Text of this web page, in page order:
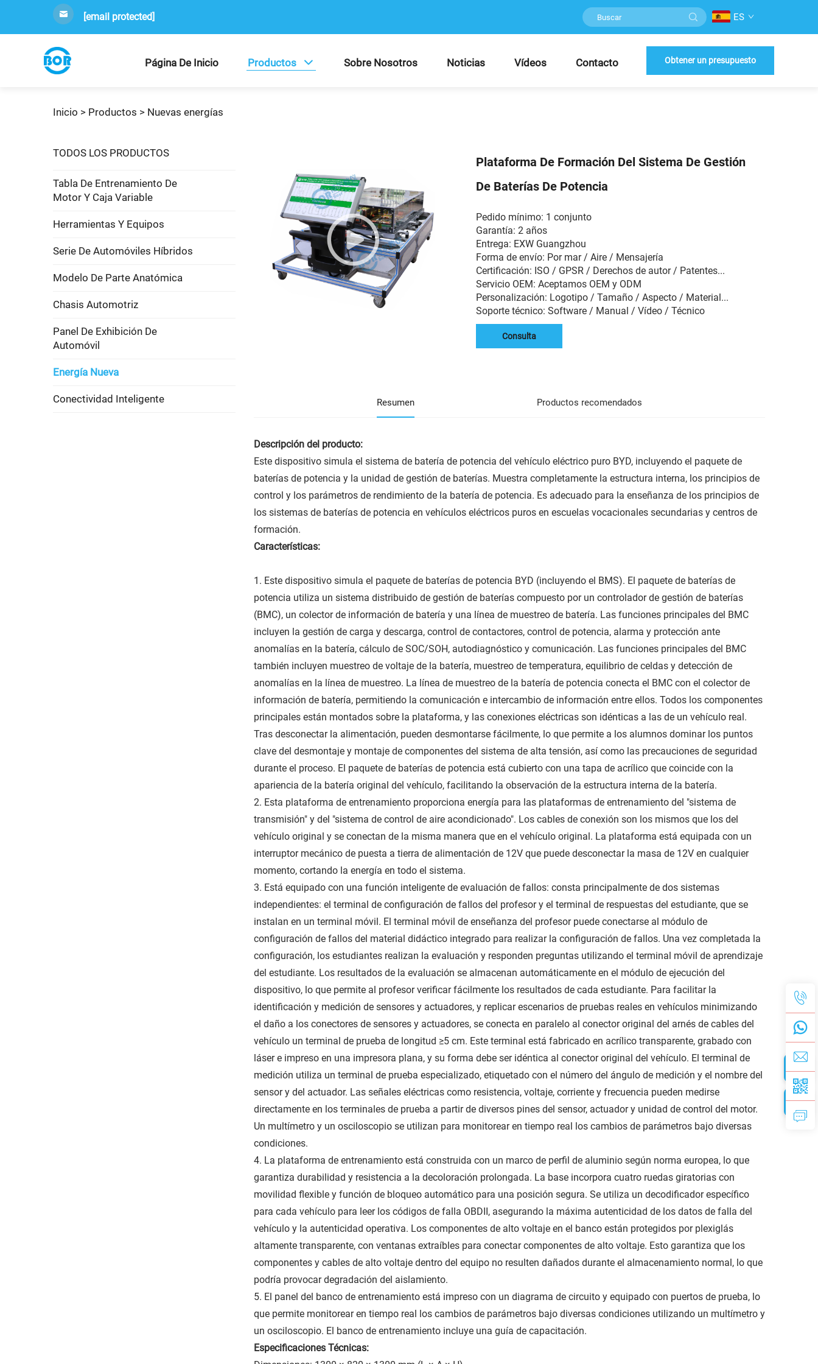
[email protected] ES
Página De Inicio Productos Sobre Nosotros Noticias Vídeos Contacto Obtener un presupuesto
Inicio > Productos > Nuevas energías
TODOS LOS PRODUCTOS
Tabla De Entrenamiento De
Motor Y Caja Variable
Herramientas Y Equipos
Serie De Automóviles Híbridos
Modelo De Parte Anatómica
Chasis Automotriz
Panel De Exhibición De
Automóvil
Energía Nueva
Conectividad Inteligente
Plataforma De Formación Del Sistema De Gestión
De Baterías De Potencia
Pedido mínimo: 1 conjunto
Garantía: 2 años
Entrega: EXW Guangzhou
Forma de envío: Por mar / Aire / Mensajería
Certificación: ISO / GPSR / Derechos de autor / Patentes...
Servicio OEM: Aceptamos OEM y ODM
Personalización: Logotipo / Tamaño / Aspecto / Material...
Soporte técnico: Software / Manual / Vídeo / Técnico
Consulta
Resumen Productos recomendados
Descripción del producto:
Este dispositivo simula el sistema de batería de potencia del vehículo eléctrico puro BYD, incluyendo el paquete de
baterías de potencia y la unidad de gestión de baterías. Muestra completamente la estructura interna, los principios de
control y los parámetros de rendimiento de la batería de potencia. Es adecuado para la enseñanza de los principios de
los sistemas de baterías de potencia en vehículos eléctricos puros en escuelas vocacionales secundarias y centros de
formación.
Características:
1. Este dispositivo simula el paquete de baterías de potencia BYD (incluyendo el BMS). El paquete de baterías de
potencia utiliza un sistema distribuido de gestión de baterías compuesto por un controlador de gestión de baterías
(BMC), un colector de información de batería y una línea de muestreo de batería. Las funciones principales del BMC
incluyen la gestión de carga y descarga, control de contactores, control de potencia, alarma y protección ante
anomalías en la batería, cálculo de SOC/SOH, autodiagnóstico y comunicación. Las funciones principales del BMC
también incluyen muestreo de voltaje de la batería, muestreo de temperatura, equilibrio de celdas y detección de
anomalías en la línea de muestreo. La línea de muestreo de la batería de potencia conecta el BMC con el colector de
información de batería, permitiendo la comunicación e intercambio de información entre ellos. Todos los componentes
principales están montados sobre la plataforma, y las conexiones eléctricas son idénticas a las de un vehículo real.
Tras desconectar la alimentación, pueden desmontarse fácilmente, lo que permite a los alumnos dominar los puntos
clave del desmontaje y montaje de componentes del sistema de alta tensión, así como las precauciones de seguridad
durante el proceso. El paquete de baterías de potencia está cubierto con una tapa de acrílico que coincide con la
apariencia de la batería original del vehículo, facilitando la observación de la estructura interna de la batería.
2. Esta plataforma de entrenamiento proporciona energía para las plataformas de entrenamiento del "sistema de
transmisión" y del "sistema de control de aire acondicionado". Los cables de conexión son los mismos que los del
vehículo original y se conectan de la misma manera que en el vehículo original. La plataforma está equipada con un
interruptor mecánico de puesta a tierra de alimentación de 12V que puede desconectar la masa de 12V en cualquier
momento, cortando la energía en todo el sistema.
3. Está equipado con una función inteligente de evaluación de fallos: consta principalmente de dos sistemas
independientes: el terminal de configuración de fallos del profesor y el terminal de respuestas del estudiante, que se
instalan en un terminal móvil. El terminal móvil de enseñanza del profesor puede conectarse al módulo de
configuración de fallos del material didáctico integrado para realizar la configuración de fallos. Una vez completada la
configuración, los estudiantes realizan la evaluación y responden preguntas utilizando el terminal móvil de aprendizaje
del estudiante. Los resultados de la evaluación se almacenan automáticamente en el módulo de ejecución del
dispositivo, lo que permite al profesor verificar fácilmente los resultados de cada estudiante. Para facilitar la
identificación y medición de sensores y actuadores, y replicar escenarios de pruebas reales en vehículos minimizando
el daño a los conectores de sensores y actuadores, se conecta en paralelo al conector original del arnés de cables del
vehículo un terminal de prueba de longitud ≥5 cm. Este terminal está fabricado en acrílico transparente, grabado con
láser e impreso en una impresora plana, y su forma debe ser idéntica al conector original del vehículo. El terminal de
medición utiliza un terminal de prueba especializado, etiquetado con el número del ángulo de medición y el nombre del
sensor y del actuador. Las señales eléctricas como resistencia, voltaje, corriente y frecuencia pueden medirse
directamente en los terminales de prueba a partir de diversos pines del sensor, actuador y unidad de control del motor.
Un multímetro y un osciloscopio se utilizan para monitorear en tiempo real los cambios de parámetros bajo diversas
condiciones.
4. La plataforma de entrenamiento está construida con un marco de perfil de aluminio según norma europea, lo que
garantiza durabilidad y resistencia a la decoloración prolongada. La base incorpora cuatro ruedas giratorias con
movilidad flexible y función de bloqueo automático para una posición segura. Se utiliza un decodificador específico
para cada vehículo para leer los códigos de falla OBDII, asegurando la máxima autenticidad de los datos de falla del
vehículo y la autenticidad operativa. Los componentes de alto voltaje en el banco están protegidos por plexiglás
altamente transparente, con ventanas extraíbles para conectar componentes de alto voltaje. Esto garantiza que los
componentes y cables de alto voltaje dentro del equipo no resulten dañados durante el almacenamiento normal, lo que
podría provocar degradación del aislamiento.
5. El panel del banco de entrenamiento está impreso con un diagrama de circuito y equipado con puertos de prueba, lo
que permite monitorear en tiempo real los cambios de parámetros bajo diversas condiciones utilizando un multímetro y
un osciloscopio. El banco de entrenamiento incluye una guía de capacitación.
Especificaciones Técnicas: